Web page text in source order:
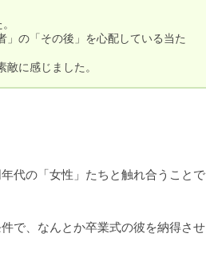
」の「その後」を心配している当た
に感じました。
代の「女性」たちと触れ合うことで
で、なんとか卒業式の彼を納得させ